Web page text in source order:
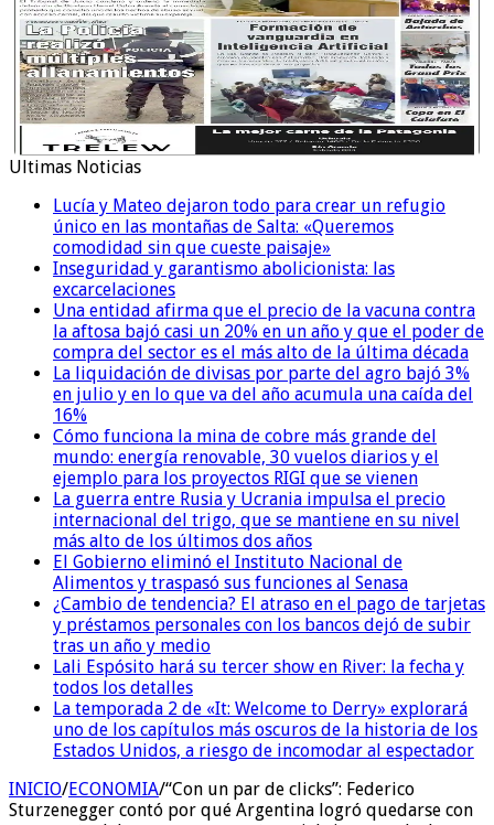
Ultimas Noticias
Lucía y Mateo dejaron todo para crear un refugio
único en las montañas de Salta: «Queremos
comodidad sin que cueste paisaje»
Inseguridad y garantismo abolicionista: las
excarcelaciones
Una entidad afirma que el precio de la vacuna contra
la aftosa bajó casi un 20% en un año y que el poder de
compra del sector es el más alto de la última década
La liquidación de divisas por parte del agro bajó 3%
en julio y en lo que va del año acumula una caída del
16%
Cómo funciona la mina de cobre más grande del
mundo: energía renovable, 30 vuelos diarios y el
ejemplo para los proyectos RIGI que se vienen
La guerra entre Rusia y Ucrania impulsa el precio
internacional del trigo, que se mantiene en su nivel
más alto de los últimos dos años
El Gobierno eliminó el Instituto Nacional de
Alimentos y traspasó sus funciones al Senasa
¿Cambio de tendencia? El atraso en el pago de tarjetas
y préstamos personales con los bancos dejó de subir
tras un año y medio
Lali Espósito hará su tercer show en River: la fecha y
todos los detalles
La temporada 2 de «It: Welcome to Derry» explorará
uno de los capítulos más oscuros de la historia de los
Estados Unidos, a riesgo de incomodar al espectador
INICIO/ECONOMIA/“Con un par de clicks”: Federico
Sturzenegger contó por qué Argentina logró quedarse con